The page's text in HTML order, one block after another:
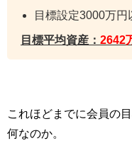
目標設定3000万
目標平均資産： 2642
これほどまでに会員の
何なのか。